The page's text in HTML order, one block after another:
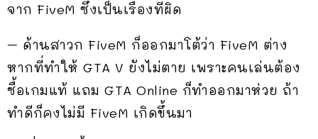
จาก FiveM ซึ่งเป็นเรื่องที่ผิด
– ด้านสาวก FiveM ก็ออกมาโต้ว่า FiveM ต่าง
หากที่ทำให้ GTA V ยังไม่ตาย เพราะคนเล่นต้อง
ซื้อเกมแท้ แถม GTA Online ก็ทำออกมาห่วย ถ้า
ทำดีก็คงไม่มี FiveM เกิดขึ้นมา